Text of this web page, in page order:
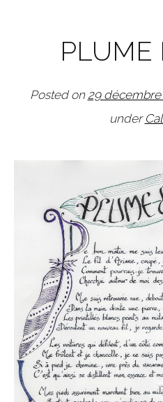
PLUME
Posted on 29 décembre
under